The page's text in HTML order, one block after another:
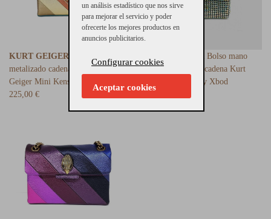
KURT GEIGER
metalizado cadena y aguila Kurt
Geiger Mini Kensington
225,00 €
Bolso mano
mujer ceremonia cadena Kurt
Geiger Mini Party Xbod
un análisis estadístico que nos sirve
para mejorar el servicio y poder
ofrecerte los mejores productos en
anuncios publicitarios.
Configurar cookies
Aceptar cookies